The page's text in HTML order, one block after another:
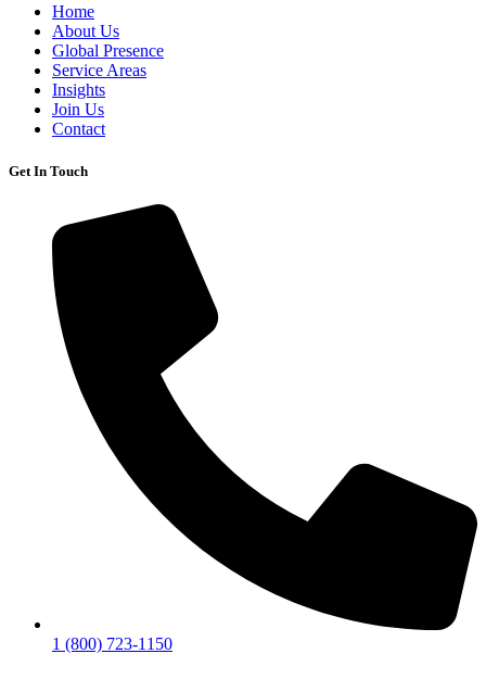
Home
About Us
Global Presence
Service Areas
Insights
Join Us
Contact
Get In Touch
1 (800) 723-1150